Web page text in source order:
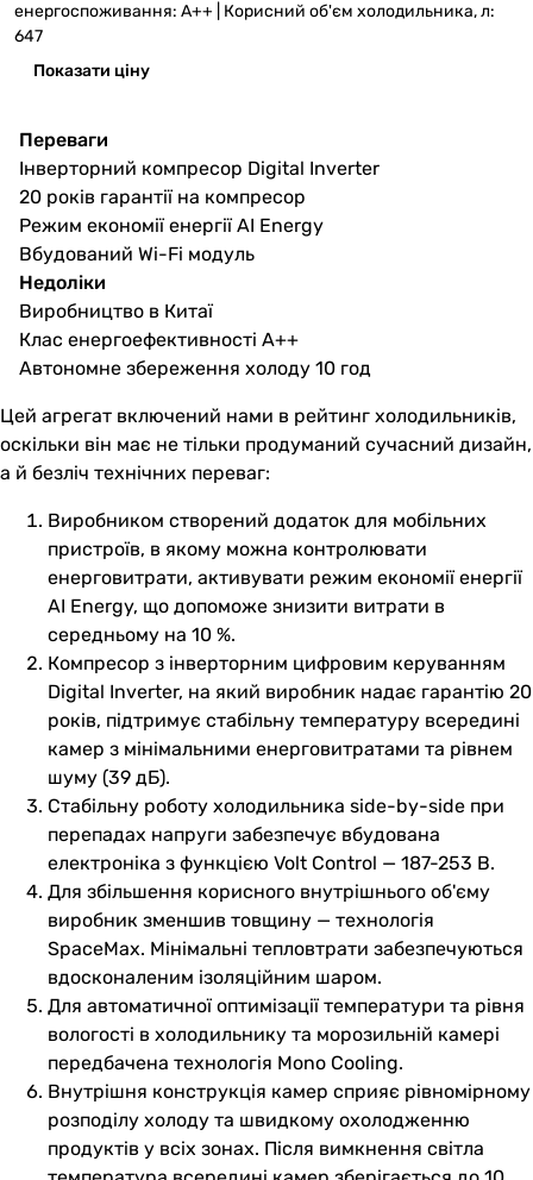
енергоспоживання: A++ | Корисний об'єм холодильника, л:
647
Показати ціну
Переваги
Інверторний компресор Digital Inverter
20 років гарантії на компресор
Режим економії енергії AI Energy
Вбудований Wi-Fi модуль
Недоліки
Виробництво в Китаї
Клас енергоефективності А++
Автономне збереження холоду 10 год
Цей агрегат включений нами в рейтинг холодильників,
оскільки він має не тільки продуманий сучасний дизайн,
а й безліч технічних переваг:
Виробником створений додаток для мобільних
пристроїв, в якому можна контролювати
енерговитрати, активувати режим економії енергії
AI Energy, що допоможе знизити витрати в
середньому на 10 %.
Компресор з інверторним цифровим керуванням
Digital Inverter, на який виробник надає гарантію 20
років, підтримує стабільну температуру всередині
камер з мінімальними енерговитратами та рівнем
шуму (39 дБ).
Стабільну роботу холодильника side-by-side при
перепадах напруги забезпечує вбудована
електроніка з функцією Volt Control — 187-253 В.
Для збільшення корисного внутрішнього об'єму
виробник зменшив товщину — технологія
SpaceMax. Мінімальні тепловтрати забезпечуються
вдосконаленим ізоляційним шаром.
Для автоматичної оптимізації температури та рівня
вологості в холодильнику та морозильній камері
передбачена технологія Mono Cooling.
Внутрішня конструкція камер сприяє рівномірному
розподілу холоду та швидкому охолодженню
продуктів у всіх зонах. Після вимкнення світла